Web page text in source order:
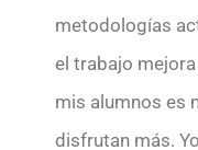
metodologías
el trabajo
mis alumnos es
disfrutan más.